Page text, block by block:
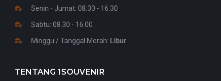
Senin - Jumat: 08.30 - 16.30
Sabtu: 08.30 - 16.00
Minggu / Tanggal Merah: Libur
TENTANG 1SOUVENIR